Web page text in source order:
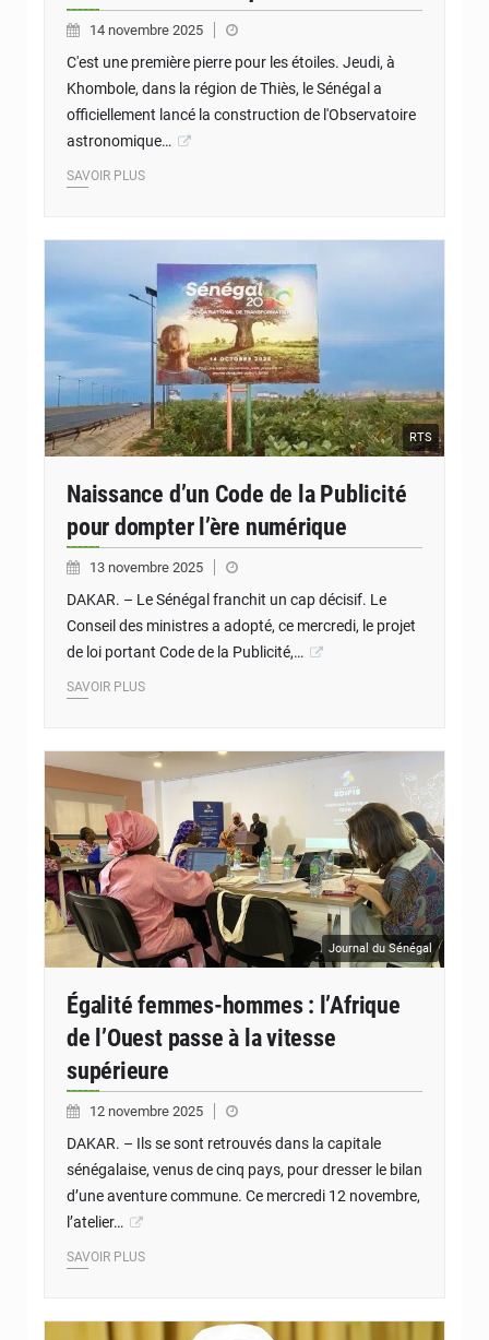
14 novembre 2025
C'est une première pierre pour les étoiles. Jeudi, à
Khombole, dans la région de Thiès, le Sénégal a
officiellement lancé la construction de l'Observatoire
astronomique…
SAVOIR PLUS
RTS
Naissance d’un Code de la Publicité
pour dompter l’ère numérique
13 novembre 2025
DAKAR. – Le Sénégal franchit un cap décisif. Le
Conseil des ministres a adopté, ce mercredi, le projet
de loi portant Code de la Publicité,…
SAVOIR PLUS
Journal du Sénégal
Égalité femmes-hommes : l’Afrique
de l’Ouest passe à la vitesse
supérieure
12 novembre 2025
DAKAR. – Ils se sont retrouvés dans la capitale
sénégalaise, venus de cinq pays, pour dresser le bilan
d’une aventure commune. Ce mercredi 12 novembre,
l’atelier…
SAVOIR PLUS